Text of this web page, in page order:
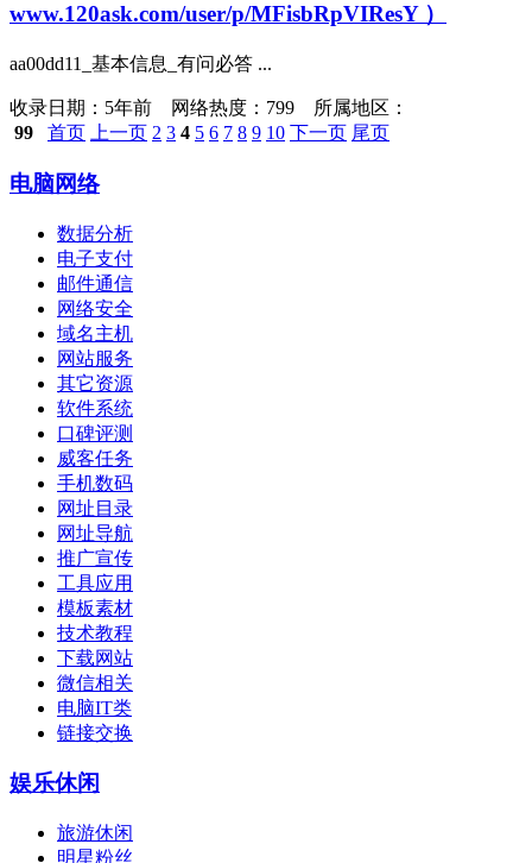
www.120ask.com/user/p/MFisbRpVIResY ）
aa00dd11_基本信息_有问必答 ...
收录日期： 5年前 网络热度：799 所属地区：
99
首页 上一页 2 3 4 5 6 7 8 9 10 下一页 尾页
电脑网络
数据分析
电子支付
邮件通信
网络安全
域名主机
网站服务
其它资源
软件系统
口碑评测
威客任务
手机数码
网址目录
网址导航
推广宣传
工具应用
模板素材
技术教程
下载网站
微信相关
电脑IT类
链接交换
娱乐休闲
旅游休闲
明星粉丝